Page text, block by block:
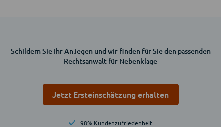
Schildern Sie Ihr Anliegen und wir finden für Sie den passenden
Rechtsanwalt für Nebenklage
Jetzt Ersteinschätzung erhalten
98% Kundenzufriedenheit